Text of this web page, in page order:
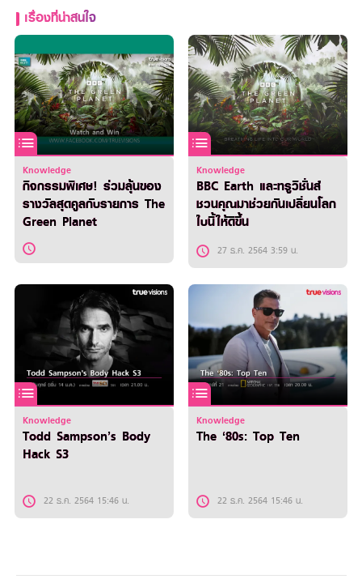
เรื่องที่น่าสนใจ
Knowledge
กิจกรรมพิเศษ! ร่วมลุ้นของ
รางวัลสุดคูลกับรายการ The
Green Planet
Knowledge
BBC Earth และทรูวิชั่นส์
ชวนคุณมาช่วยกันเปลี่ยนโลก
ใบนี้ให้ดีขึ้น
27 ธ.ค. 2564 3:59 น.
Knowledge
Todd Sampson’s Body
Hack S3
22 ธ.ค. 2564 15:46 น.
Knowledge
The ‘80s: Top Ten
22 ธ.ค. 2564 15:46 น.